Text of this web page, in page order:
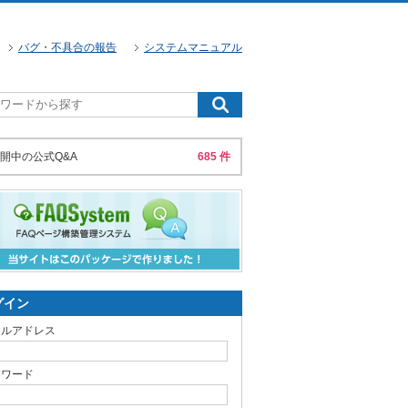
バグ・不具合の報告 システムマニュアル
中の公式Q&A 685 件
イン
アドレス
ード